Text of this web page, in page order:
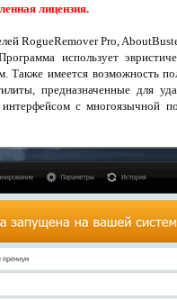
лицензия.
RogueRemover Pro,
использует
Также имеется возможность
предназначенные для
с многоязычной